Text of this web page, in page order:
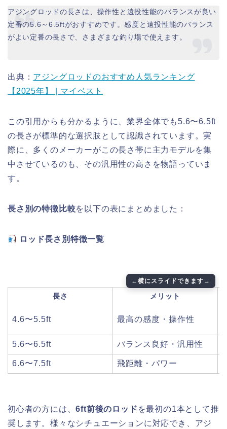
アジングロッドの長さは、操作性と遠投性能のバランスが良い
定番の5.6～6.5ftがおすすめです。感度と遠投性能のバランス
がよい定番の長さで、さまざまな釣り場で使えます。
出典： アジングロッドのおすすめ人気ランキング
【2025年】 | マイベスト
この引用からも分かるように、業界全体でも5.6〜6.5ft
の長さが標準的な選択肢として認識されています。実
際に、多くのメーカーがこの長さ帯に主力モデルを集
中させているのも、その汎用性の高さを物語っていま
す。
長さ別の特徴比較を以下の表にまとめました：
ロッド長さ別特徴一覧
長さ メリット
4.6〜5.5ft 最高の感度・操作性
5.6〜6.5ft バランス良好・汎用性
6.6〜7.5ft 飛距離・パワー
初心者の方には、6ft前後のロッド を最初の1本として推
奨します。様々なシチュエーションに対応でき、アジ